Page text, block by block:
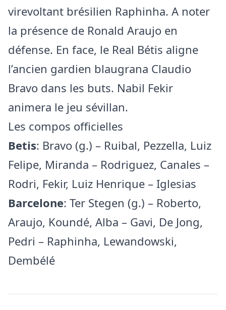
virevoltant brésilien Raphinha. A noter
la présence de Ronald Araujo en
défense. En face, le Real Bétis aligne
l’ancien gardien blaugrana Claudio
Bravo dans les buts. Nabil Fekir
animera le jeu sévillan.
Les compos officielles
Betis: Bravo (g.) – Ruibal, Pezzella, Luiz
Felipe, Miranda – Rodriguez, Canales –
Rodri, Fekir, Luiz Henrique – Iglesias
Barcelone: Ter Stegen (g.) – Roberto,
Araujo, Koundé, Alba – Gavi, De Jong,
Pedri – Raphinha, Lewandowski,
Dembélé